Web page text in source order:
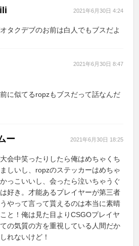
2021年6月30日 4:24
タクデブのお前は白人でもブスだよ
2021年6月30日 8:47
に似てるropzもブスだって話なんだ
ー 2021年6月30日 18:25
会中笑ったりしたら俺はめちゃくち
しいし、ropzのステッカーはめちゃ
っこいいし、会ったら泣いちゃうぐ
好き。才能あるプレイヤーが第三者
やって言って貰えるのは本当に素晴
と！俺は見た目よりCSGOプレイヤ
の気質の方を重視している人間だか
れないけど！